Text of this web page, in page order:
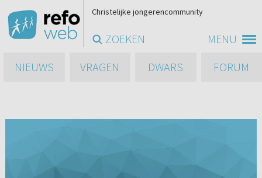
MENU
Christelijke jongerencommunity
ZOEKEN
NIEUWS
VRAGEN DWARS FORUM